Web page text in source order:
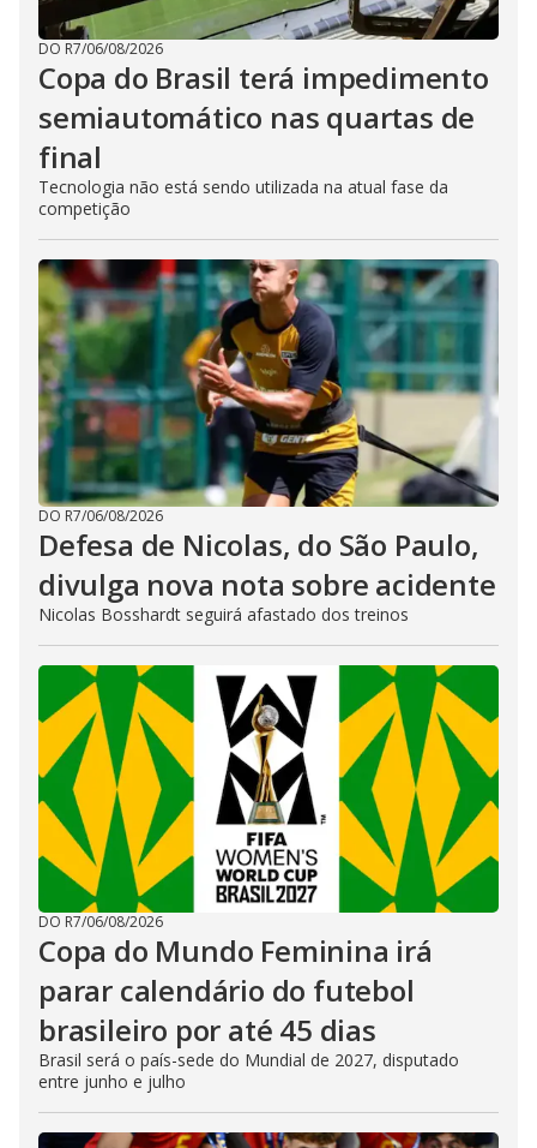
DO R7/06/08/2026
Copa do Brasil terá impedimento
semiautomático nas quartas de
final
Tecnologia não está sendo utilizada na atual fase da
competição
DO R7/06/08/2026
Defesa de Nicolas, do São Paulo,
divulga nova nota sobre acidente
Nicolas Bosshardt seguirá afastado dos treinos
DO R7/06/08/2026
Copa do Mundo Feminina irá
parar calendário do futebol
brasileiro por até 45 dias
Brasil será o país-sede do Mundial de 2027, disputado
entre junho e julho